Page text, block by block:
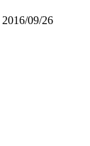
2016/09/26